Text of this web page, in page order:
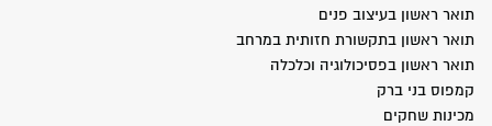
תואר ראשון בעיצוב פנים
תואר ראשון בתקשורת חזותית במרחב
תואר ראשון בפסיכולוגיה וכלכלה
קמפוס בני ברק
מכינות שחקים